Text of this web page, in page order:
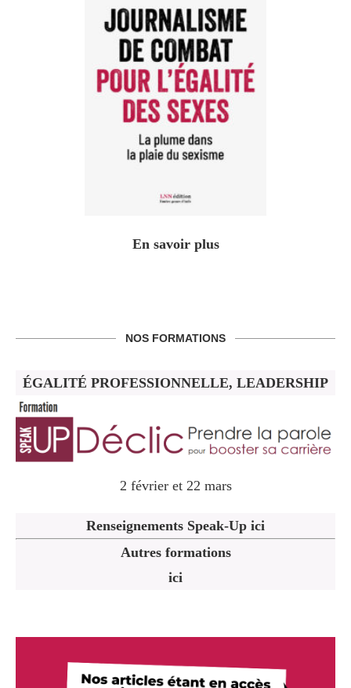
En savoir plus
NOS FORMATIONS
ÉGALITÉ PROFESSIONNELLE, LEADERSHIP
2 février et 22 mars
Renseignements Speak-Up ici
Autres formations
ici